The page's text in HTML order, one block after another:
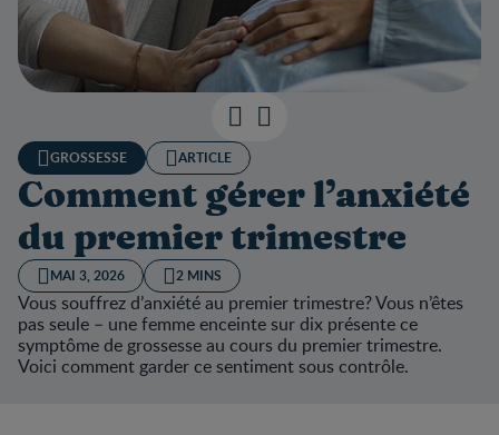
GROSSESSE ARTICLE
Comment gérer l’anxiété
du premier trimestre
MAI 3, 2026 2 MINS
Vous souffrez d’anxiété au premier trimestre? Vous n’êtes
pas seule – une femme enceinte sur dix présente ce
symptôme de grossesse au cours du premier trimestre.
Voici comment garder ce sentiment sous contrôle.